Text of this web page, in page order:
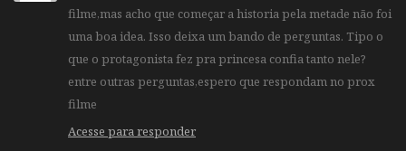
filme,mas acho que começar a historia pela metade não foi
uma boa idea. Isso deixa um bando de perguntas. Tipo o
que o protagonista fez pra princesa confia tanto nele?
entre outras perguntas,espero que respondam no prox
filme
Acesse para responder